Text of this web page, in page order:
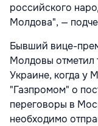
российского
Молдова", —
Бывший вице-
Молдовы отметил
Украине, когда у
"Газпромом" о
переговоры в
необходимо